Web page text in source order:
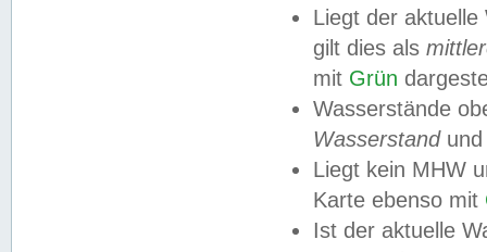
Liegt der
gilt dies als
mit Grün
Wasserstände
Wasserstandund
Liegt kein MHW
Karte ebenso mit
Ist der aktuelle